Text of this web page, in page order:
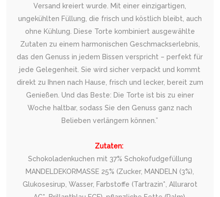
Versand kreiert wurde. Mit einer einzigartigen,
ungekühlten Füllung, die frisch und köstlich bleibt, auch
ohne Kühlung. Diese Torte kombiniert ausgewählte
Zutaten zu einem harmonischen Geschmackserlebnis,
das den Genuss in jedem Bissen verspricht – perfekt für
jede Gelegenheit. Sie wird sicher verpackt und kommt
direkt zu Ihnen nach Hause, frisch und lecker, bereit zum
Genießen. Und das Beste: Die Torte ist bis zu einer
Woche haltbar, sodass Sie den Genuss ganz nach
Belieben verlängern können.”
Zutaten:
Schokoladenkuchen mit 37% Schokofudgefüllung
MANDELDEKORMASSE 25% (Zucker, MANDELN (3%),
Glukosesirup, Wasser, Farbstoffe (Tartrazin*, Allurarot